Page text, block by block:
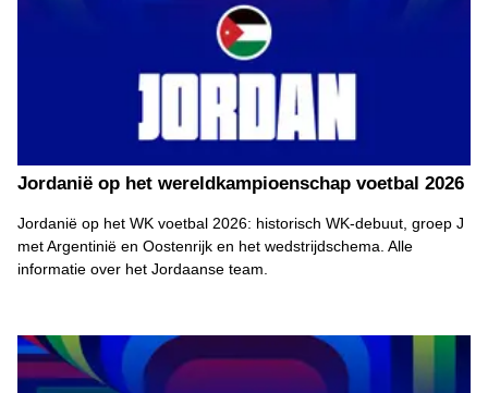
Jordanië op het wereldkampioenschap voetbal 2026
Jordanië op het WK voetbal 2026: historisch WK-debuut, groep J
met Argentinië en Oostenrijk en het wedstrijdschema. Alle
informatie over het Jordaanse team.